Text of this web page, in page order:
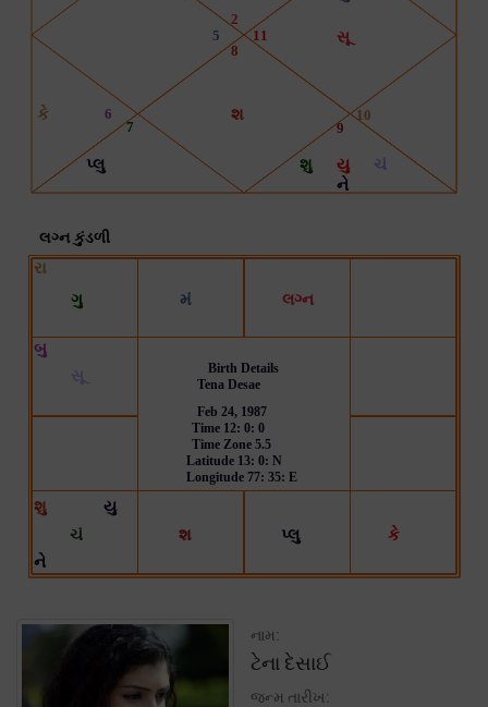
નામ:
ટેના દેસાઈ
જન્મ તારીખ: